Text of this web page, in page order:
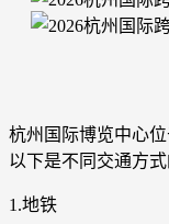
杭州国际博览中心
以下是不同交通方式
1.地铁